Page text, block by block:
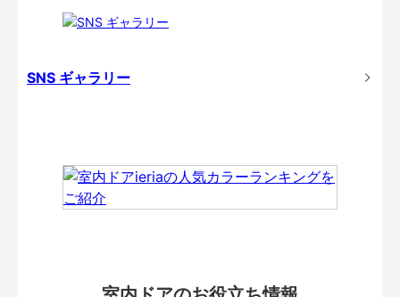
SNS ギャラリー